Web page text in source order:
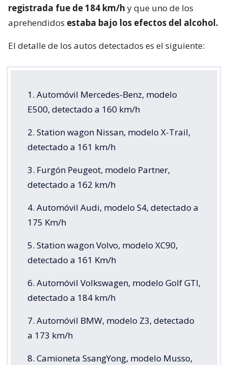
registrada fue de 184 km/h y que uno de los
aprehendidos estaba bajo los efectos del alcohol.
El detalle de los autos detectados es el siguiente:
1. Automóvil Mercedes-Benz, modelo
E500, detectado a 160 km/h
2. Station wagon Nissan, modelo X-Trail,
detectado a 161 km/h
3. Furgón Peugeot, modelo Partner,
detectado a 162 km/h
4. Automóvil Audi, modelo S4, detectado a
175 Km/h
5. Station wagon Volvo, modelo XC90,
detectado a 161 Km/h
6. Automóvil Volkswagen, modelo Golf GTI,
detectado a 184 km/h
7. Automóvil BMW, modelo Z3, detectado
a 173 km/h
8. Camioneta SsangYong, modelo Musso,